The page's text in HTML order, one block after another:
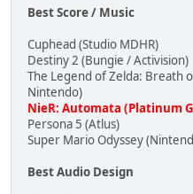
Best Score / Music
Cuphead (Studio MDHR)
Destiny 2 (Bungie / Activision)
The Legend of Zelda: Breath
Nintendo)
NieR: Automata (Platinum
Persona 5 (Atlus)
Super Mario Odyssey
Best Audio Design